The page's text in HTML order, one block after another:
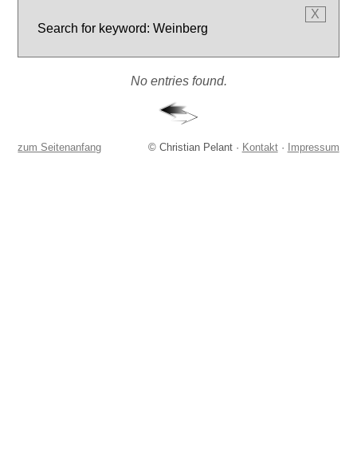
X
Search for keyword: Weinberg
No entries found.
zum Seitenanfang © Christian Pelant · Kontakt· Impressum